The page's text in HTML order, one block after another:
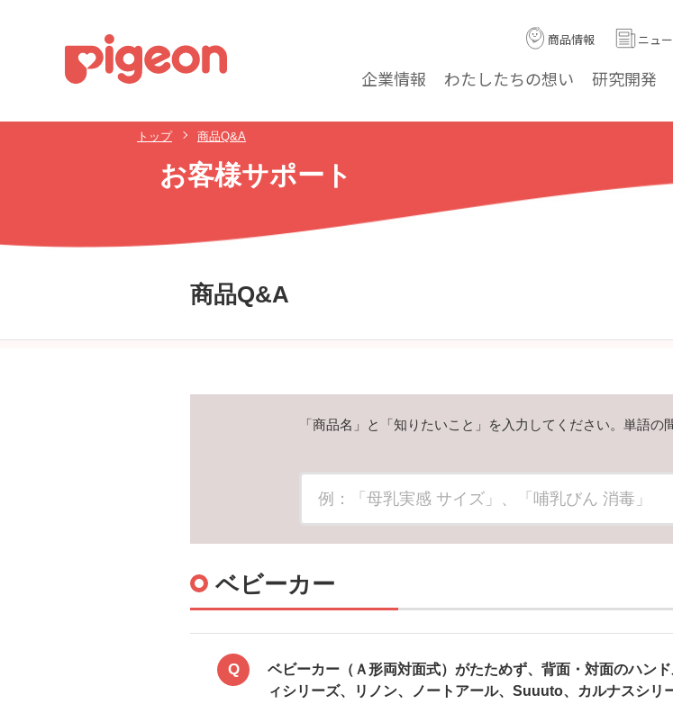
企業情報 わたしたちの想い 研究開発
商品情報 ニュ
トップ 商品Q&A
お客様サポート
商品Q&A
「商品名」と「知りたいこと」を入力してください。単語の
ベビーカー
Q
ベビーカー（Ａ形両対面式）がたためず、背面・対面のハン
ィシリーズ、リノン、ノートアール、Suuuto、カルナスシリ